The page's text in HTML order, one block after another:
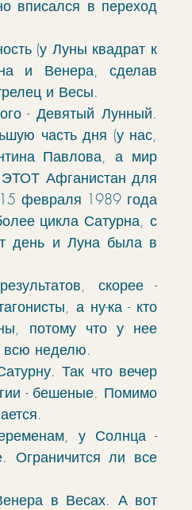
вписался в переход
(у Луны квадрат к
и Венера, сделав
и Весы.
- Девятый Лунный.
часть дня (у нас,
Павлова, а мир
ЭТОТ Афганистан для
февраля 1989 года
цикла Сатурна, с
день и Луна была в
скорее -
а ну-ка - кто
потому что у нее
всю неделю.
Так что вечер
- бешеные. Помимо
у Солнца -
Ограничится ли все
в Весах. А вот